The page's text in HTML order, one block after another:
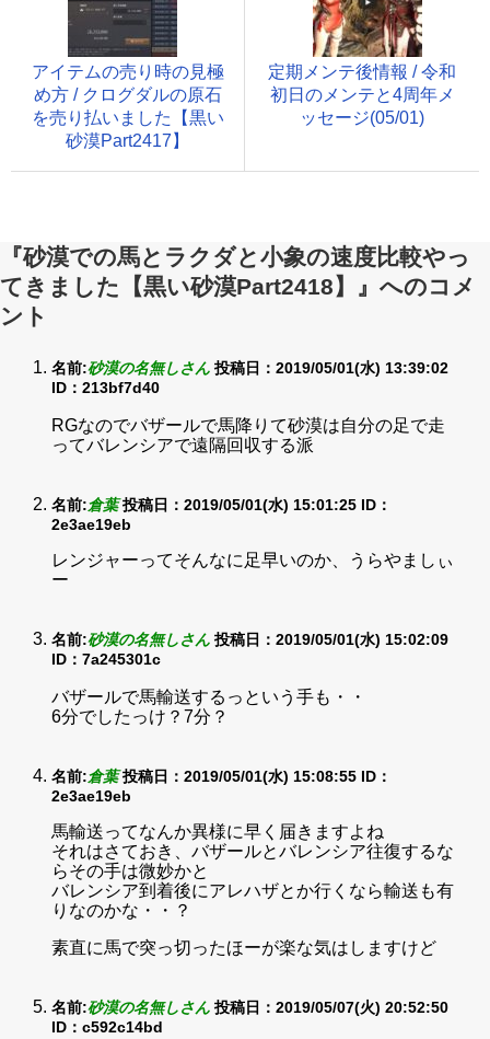
アイテムの売り時の見極
め方 / クログダルの原石
を売り払いました【黒い
砂漠Part2417】
定期メンテ後情報 / 令和
初日のメンテと4周年メ
ッセージ(05/01)
『砂漠での馬とラクダと小象の速度比較やっ
てきました【黒い砂漠Part2418】』へのコメ
ント
名前:砂漠の名無しさん 投稿日：2019/05/01(水) 13:39:02
ID：213bf7d40
RGなのでバザールで馬降りて砂漠は自分の足で走
ってバレンシアで遠隔回収する派
名前:倉葉 投稿日：2019/05/01(水) 15:01:25 ID：
2e3ae19eb
レンジャーってそんなに足早いのか、うらやましぃ
ー
名前:砂漠の名無しさん 投稿日：2019/05/01(水) 15:02:09
ID：7a245301c
バザールで馬輸送するっという手も・・
6分でしたっけ？7分？
名前:倉葉 投稿日：2019/05/01(水) 15:08:55 ID：
2e3ae19eb
馬輸送ってなんか異様に早く届きますよね
それはさておき、バザールとバレンシア往復するな
らその手は微妙かと
バレンシア到着後にアレハザとか行くなら輸送も有
りなのかな・・？
素直に馬で突っ切ったほーが楽な気はしますけど
名前:砂漠の名無しさん 投稿日：2019/05/07(火) 20:52:50
ID：c592c14bd